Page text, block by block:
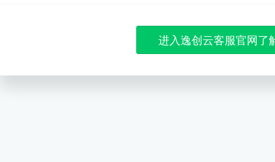
进入逸创云客服官网了